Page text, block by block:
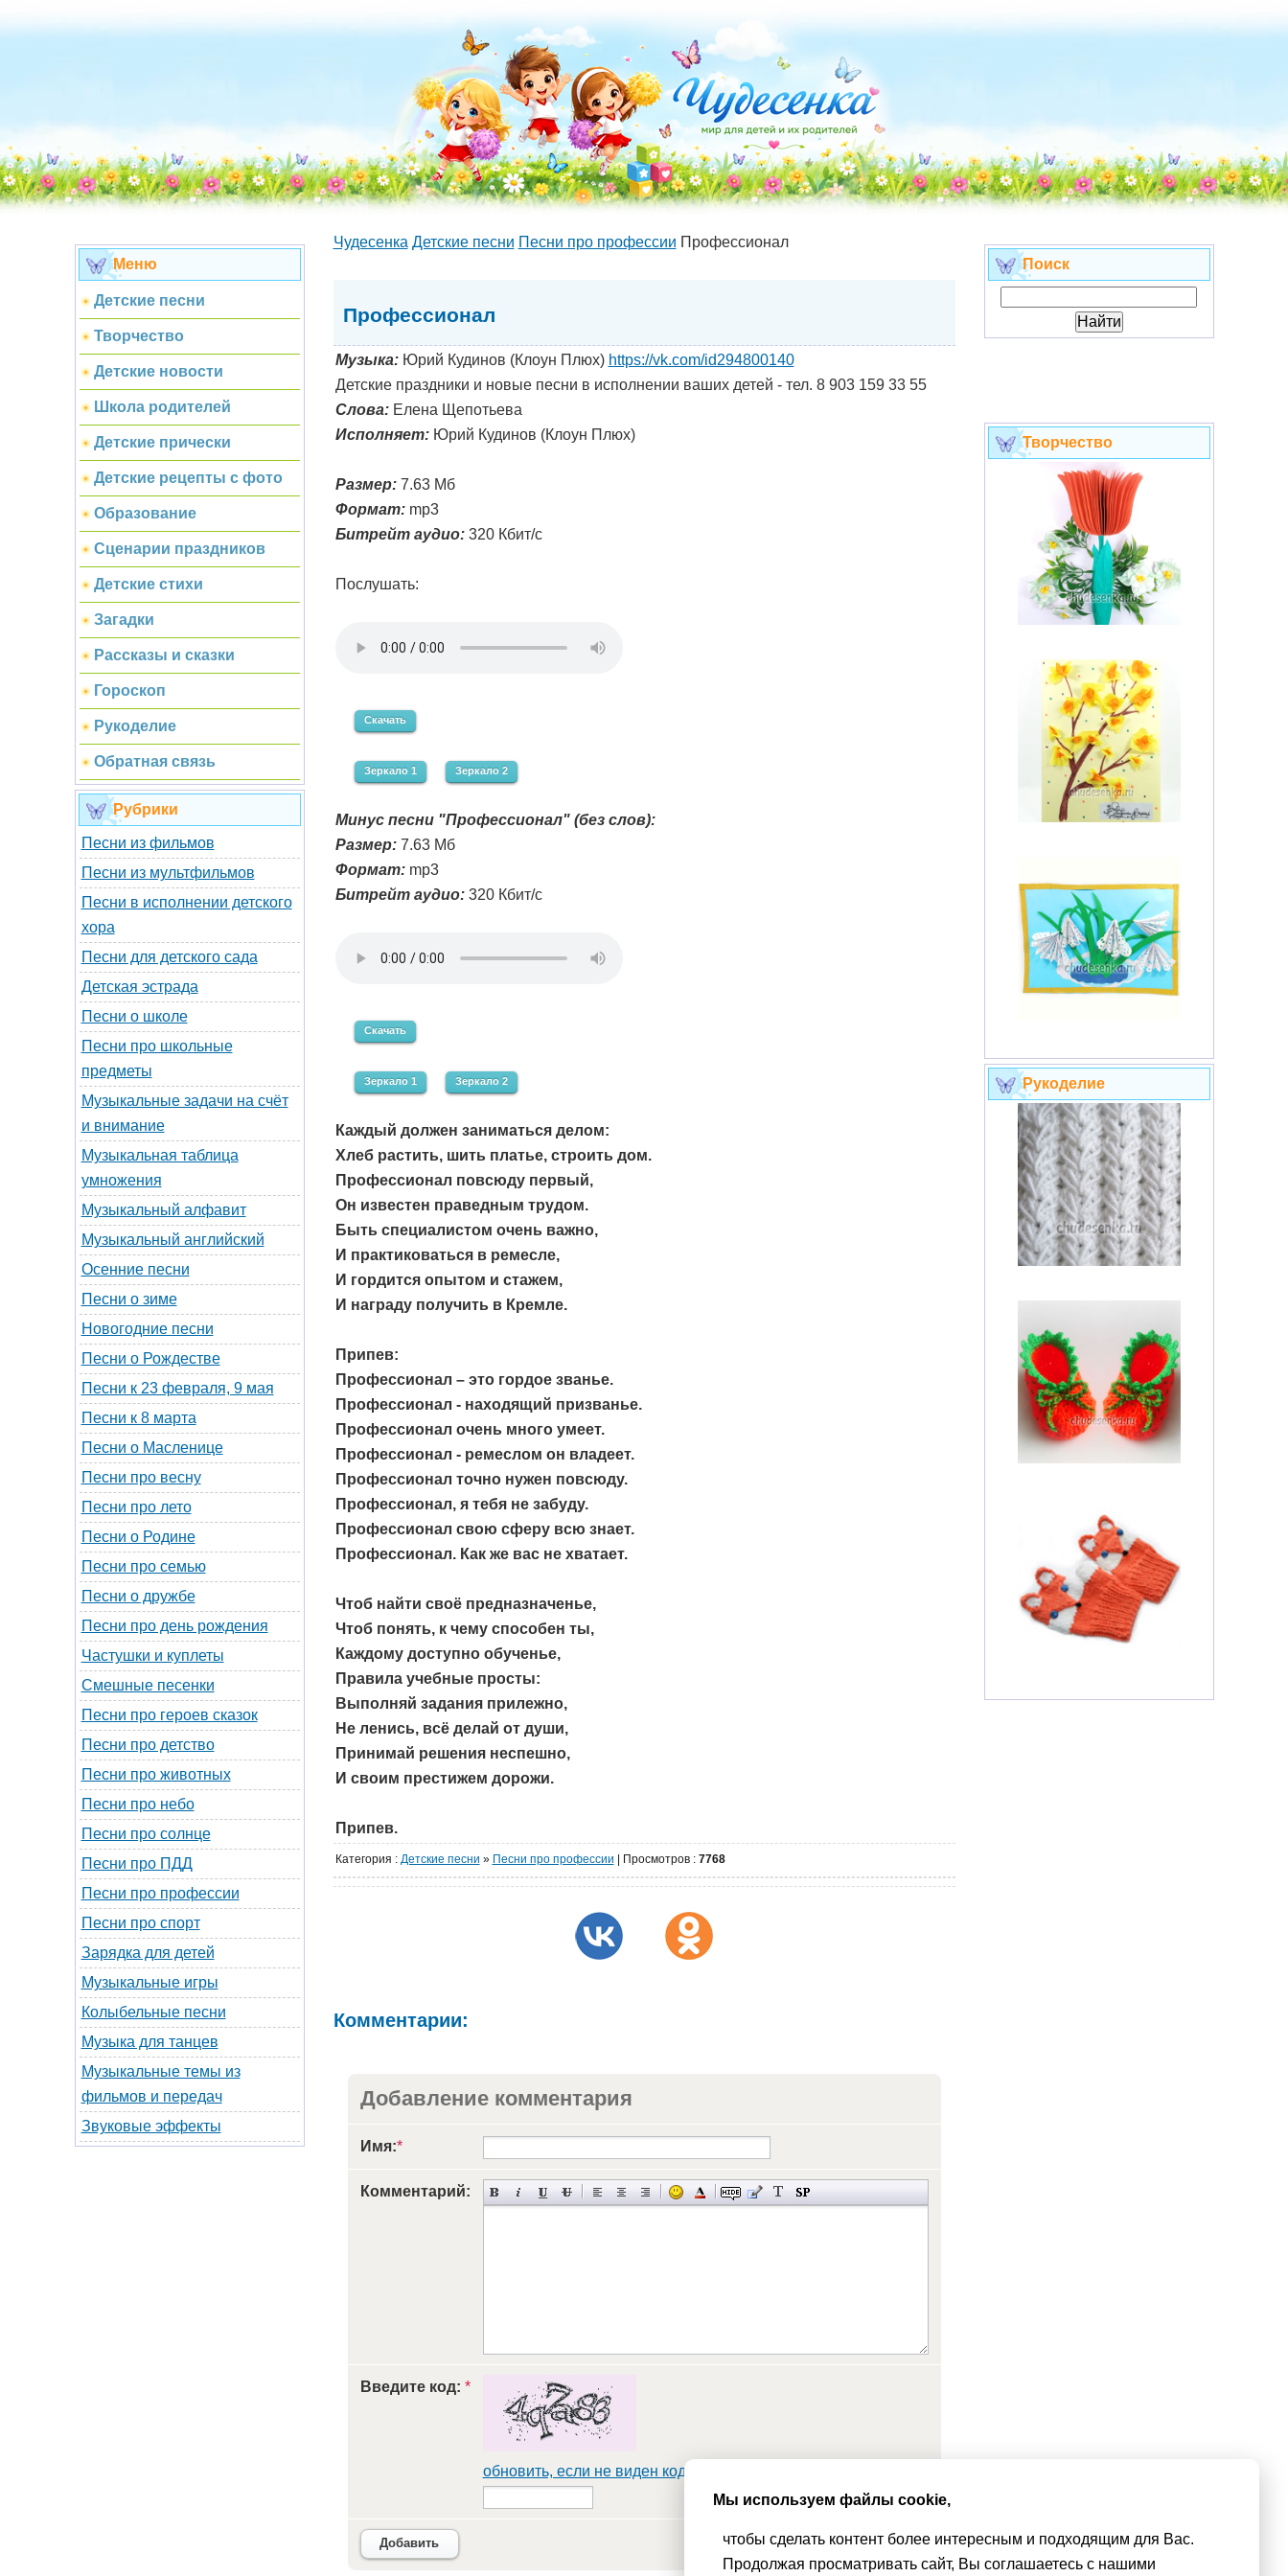
Меню
Детские песни
Творчество
Детские новости
Школа родителей
Детские прически
Детские рецепты с фото
Образование
Сценарии праздников
Детские стихи
Загадки
Рассказы и сказки
Гороскоп
Рукоделие
Обратная связь
Рубрики
Песни из фильмов
Песни из мультфильмов
Песни в исполнении детского
хора
Песни для детского сада
Детская эстрада
Песни о школе
Песни про школьные
предметы
Музыкальные задачи на счёт
и внимание
Музыкальная таблица
умножения
Музыкальный алфавит
Музыкальный английский
Осенние песни
Песни о зиме
Новогодние песни
Песни о Рождестве
Песни к 23 февраля, 9 мая
Песни к 8 марта
Песни о Масленице
Песни про весну
Песни про лето
Песни о Родине
Песни про семью
Песни о дружбе
Песни про день рождения
Частушки и куплеты
Смешные песенки
Песни про героев сказок
Песни про детство
Песни про животных
Песни про небо
Песни про солнце
Песни про ПДД
Песни про профессии
Песни про спорт
Зарядка для детей
Музыкальные игры
Колыбельные песни
Музыка для танцев
Музыкальные темы из
фильмов и передач
Звуковые эффекты
Чудесенка Детские песни Песни про профессии Профессионал
Профессионал
Музыка:Юрий Кудинов (Клоун Плюх) https://vk.com/id294800140
Детские праздники и новые песни в исполнении ваших детей - тел. 8 903 159 33 55
Слова:Елена Щепотьева
Исполняет:Юрий Кудинов (Клоун Плюх)
Размер:7.63 Мб
Формат:mp3
Битрейт аудио:320 Кбит/с
Послушать:
Скачать
Зеркало 1 Зеркало 2
Минус песни "Профессионал" (без слов):
Размер:7.63 Мб
Формат:mp3
Битрейт аудио:320 Кбит/с
Скачать
Зеркало 1 Зеркало 2
Каждый должен заниматься делом:
Хлеб растить, шить платье, строить дом.
Профессионал повсюду первый,
Он известен праведным трудом.
Быть специалистом очень важно,
И практиковаться в ремесле,
И гордится опытом и стажем,
И награду получить в Кремле.
Припев:
Профессионал – это гордое званье.
Профессионал - находящий призванье.
Профессионал очень много умеет.
Профессионал - ремеслом он владеет.
Профессионал точно нужен повсюду.
Профессионал, я тебя не забуду.
Профессионал свою сферу всю знает.
Профессионал. Как же вас не хватает.
Чтоб найти своё предназначенье,
Чтоб понять, к чему способен ты,
Каждому доступно обученье,
Правила учебные просты:
Выполняй задания прилежно,
Не ленись, всё делай от души,
Принимай решения неспешно,
И своим престижем дорожи.
Припев.
Категория : Детские песни » Песни про профессии | Просмотров : 7768
Комментарии:
Добавление комментария
Имя:*
Комментарий:
Введите код: *
обновить, если не виден код
Добавить
Поиск
Творчество
Рукоделие
Мы используем файлы cookie,
чтобы сделать контент более интересным и подходящим для Вас.
Продолжая просматривать сайт, Вы соглашаетесь с нашими